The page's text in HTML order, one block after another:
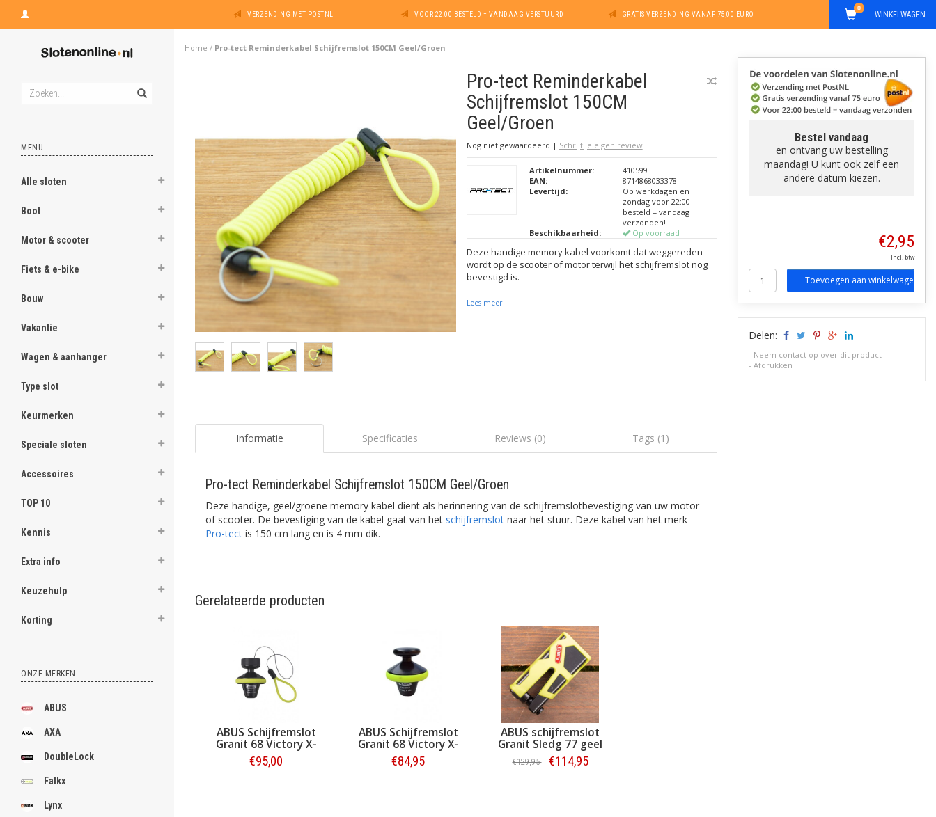
VERZENDING MET POSTNL VOOR 22:00 BESTELD = VANDAAG VERSTUURD GRATIS VERZENDING VANAF 75,00 EURO WINKELWAGEN
0
MENU
Alle sloten
Boot
Motor & scooter
Fiets & e-bike
Bouw
Vakantie
Wagen & aanhanger
Type slot
Keurmerken
Speciale sloten
Accessoires
TOP 10
Kennis
Extra info
Keuzehulp
Korting
ONZE MERKEN
ABUS
AXA
DoubleLock
Falkx
Lynx
Home / Pro-tect Reminderkabel Schijfremslot 150CM Geel/Groen
Pro-tect Reminderkabel
Schijfremslot 150CM
Geel/Groen
Nog niet gewaardeerd | Schrijf je eigen review
Artikelnummer:
410599
EAN:
8714868033378
Levertijd:
Op werkdagen en
zondag voor 22:00
besteld = vandaag
verzonden!
Beschikbaarheid:
Op voorraad
Deze handige memory kabel voorkomt dat weggereden
wordt op de scooter of motor terwijl het schijfremslot nog
bevestigd is.
Lees meer
Informatie Specificaties Reviews (0) Tags (1)
Pro-tect Reminderkabel Schijfremslot 150CM Geel/Groen
Deze handige, geel/groene memory kabel dient als herinnering van de schijfremslotbevestiging van uw motor
of scooter. De bevestiging van de kabel gaat van het schijfremslot naar het stuur. Deze kabel van het merk
Pro-tect is 150 cm lang en is 4 mm dik.
Bestel vandaag
en ontvang uw bestelling
maandag! U kunt ook zelf een
andere datum kiezen.
€2,95
Incl. btw
Toevoegen aan winkelwagen
Delen:
- Neem contact op over dit product
-Afdrukken
Gerelateerde producten
ABUS Schijfremslot
Granit 68 Victory X-
Plus Roll Up ART-4
€95,00
ABUS Schijfremslot
Granit 68 Victory X-
Plus vol geel-zwart
ART-4
€84,95
ABUS schijfremslot
Granit Sledg 77 geel
ART-4
€129,95 €114,95